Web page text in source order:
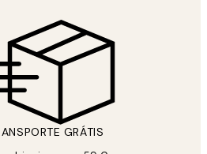
GRÁTIS